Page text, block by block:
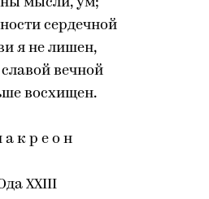
сердечной
я не лишен,
вечной
восхищен.
а к р е о н
XXIII